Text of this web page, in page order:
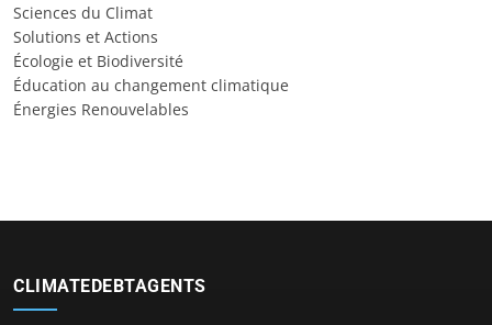
Sciences du Climat
Solutions et Actions
Écologie et Biodiversité
Éducation au changement climatique
Énergies Renouvelables
CLIMATEDEBTAGENTS